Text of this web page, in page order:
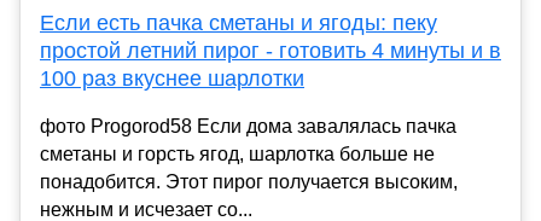
Если есть пачка сметаны и ягоды: пеку
простой летний пирог - готовить 4 минуты и в
100 раз вкуснее шарлотки
фото Progorod58 Если дома завалялась пачка
сметаны и горсть ягод, шарлотка больше не
понадобится. Этот пирог получается высоким,
нежным и исчезает со...